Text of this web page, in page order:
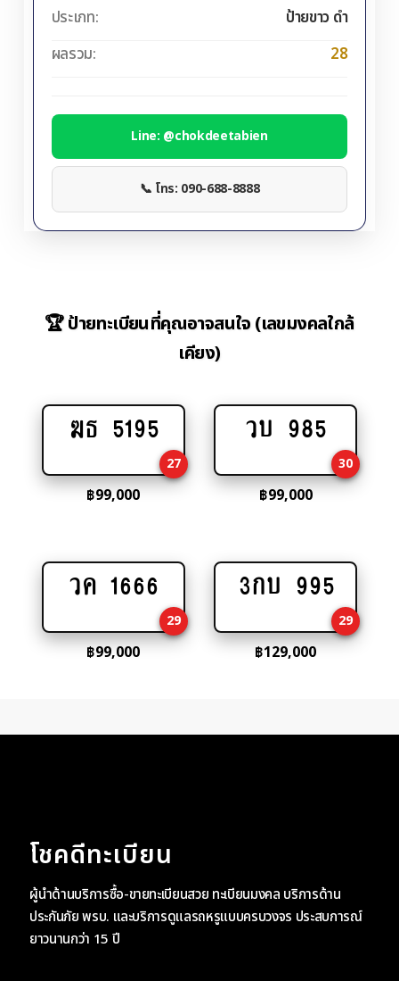
ประเภท:
ป้ายขาว ดำ
ผลรวม:
28
Line: @chokdeetabien
📞 โทร: 090-688-8888
🏆 ป้ายทะเบียนที่คุณอาจสนใจ (เลขมงคลใกล้
เคียง)
Add
cart
ฆธ 5195
27
฿99,000
Add
cart
วบ 985
30
฿99,000
Add
cart
วค 1666
29
฿99,000
Add
cart
3กบ 995
29
฿129,000
โชคดีทะเบียน
ผู้นำด้านบริการซื้อ-ขายทะเบียนสวย ทะเบียนมงคล บริการด้าน
ประกันภัย พรบ. และบริการดูแลรถหรูแบบครบวงจร ประสบการณ์
ยาวนานกว่า 15 ปี